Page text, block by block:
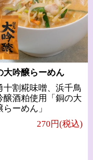
大吟醸らーめん
十割糀味噌、浜千鳥
醸酒粕使用「銅の大
らーめん」
270円(税込)